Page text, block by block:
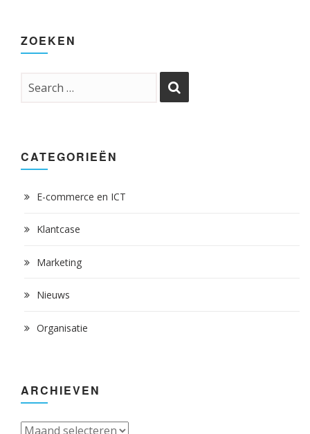
ZOEKEN
CATEGORIEËN
E-commerce en ICT
Klantcase
Marketing
Nieuws
Organisatie
ARCHIEVEN
Archieven